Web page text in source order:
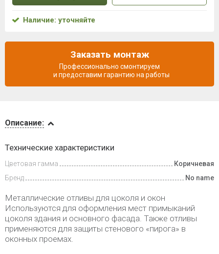
и оплата
Описание:
Технические характеристики
Цветовая гамма
Коричневая
Бренд
No name
Металлические отливы для цоколя и окон
Используются для оформления мест примыканий
цоколя здания и основного фасада. Также отливы
применяются для защиты стенового «пирога» в
оконных проемах.
Наличие: уточняйте
Заказать монтаж
Профессионально смонтируем
и предоставим гарантию на работы